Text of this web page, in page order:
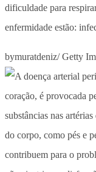
dificuldade para
enfermidade estão:
bymuratdeniz/ Getty